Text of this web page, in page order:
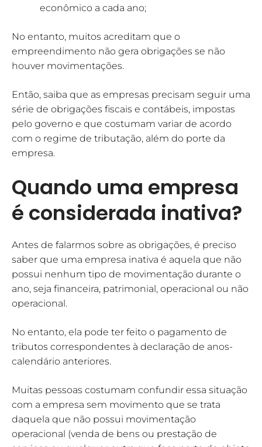
econômico a cada ano;
No entanto, muitos acreditam que o
empreendimento não gera obrigações se não
houver movimentações.
Então, saiba que as empresas precisam seguir uma
série de obrigações fiscais e contábeis, impostas
pelo governo e que costumam variar de acordo
com o regime de tributação, além do porte da
empresa.
Quando uma empresa
é considerada inativa?
Antes de falarmos sobre as obrigações, é preciso
saber que uma empresa inativa é aquela que não
possui nenhum tipo de movimentação durante o
ano, seja financeira, patrimonial, operacional ou não
operacional.
No entanto, ela pode ter feito o pagamento de
tributos correspondentes à declaração de anos-
calendário anteriores.
Muitas pessoas costumam confundir essa situação
com a empresa sem movimento que se trata
daquela que não possui movimentação
operacional (venda de bens ou prestação de